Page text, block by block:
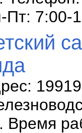
Пт: 7:00-
Время